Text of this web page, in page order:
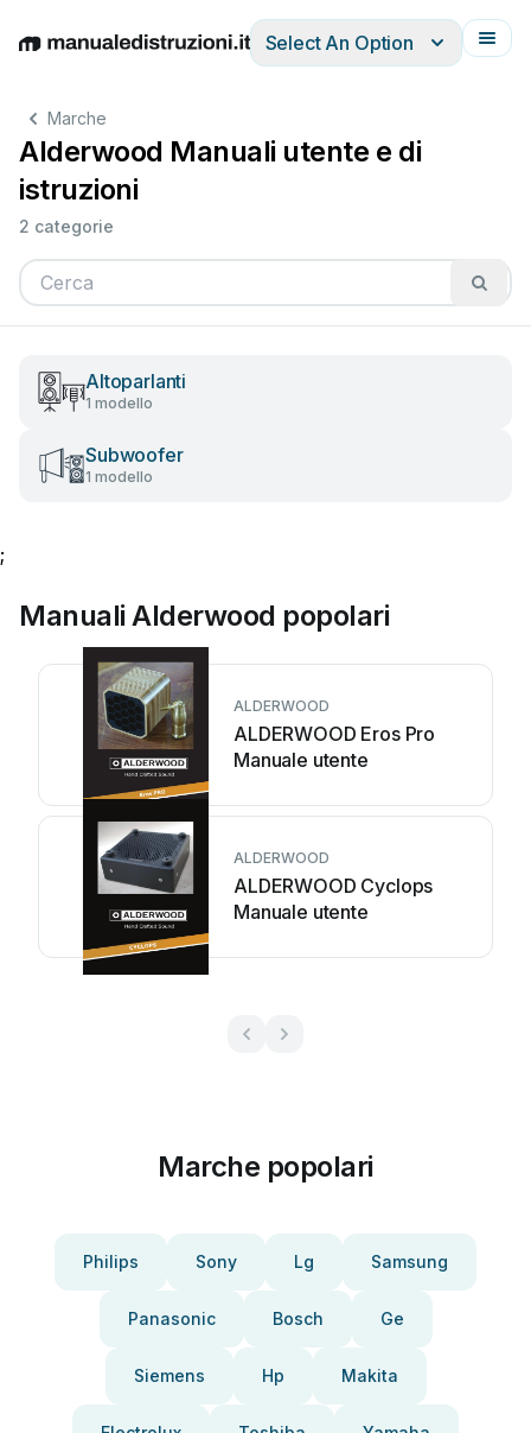
EnglishDeutschEspañolItalianoFrançais
Select An Option
Marche
Alderwood Manuali utente e di
istruzioni
2 categorie
Altoparlanti
1 modello
Subwoofer
1 modello
;
Manuali Alderwood popolari
ALDERWOOD
ALDERWOOD Eros Pro
Manuale utente
ALDERWOOD
ALDERWOOD Cyclops
Manuale utente
Marche popolari
Philips Sony Lg Samsung
Panasonic Bosch Ge
Siemens Hp Makita